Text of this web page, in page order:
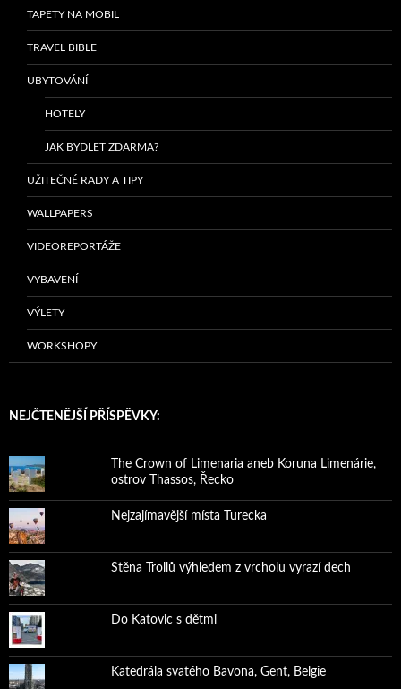
TAPETY NA MOBIL
TRAVEL BIBLE
UBYTOVÁNÍ
HOTELY
JAK BYDLET ZDARMA?
UŽITEČNÉ RADY A TIPY
WALLPAPERS
VIDEOREPORTÁŽE
VYBAVENÍ
VÝLETY
WORKSHOPY
NEJČTENĚJŠÍ PŘÍSPĚVKY:
The Crown of Limenaria aneb Koruna Limenárie,
ostrov Thassos, Řecko
Nejzajímavější místa Turecka
Stěna Trollů výhledem z vrcholu vyrazí dech
Do Katovic s dětmi
Katedrála svatého Bavona, Gent, Belgie